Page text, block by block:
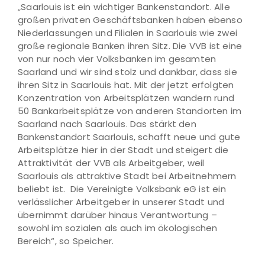
„Saarlouis ist ein wichtiger Bankenstandort. Alle
großen privaten Geschäftsbanken haben ebenso
Niederlassungen und Filialen in Saarlouis wie zwei
große regionale Banken ihren Sitz. Die VVB ist eine
von nur noch vier Volksbanken im gesamten
Saarland und wir sind stolz und dankbar, dass sie
ihren Sitz in Saarlouis hat. Mit der jetzt erfolgten
Konzentration von Arbeitsplätzen wandern rund
50 Bankarbeitsplätze von anderen Standorten im
Saarland nach Saarlouis. Das stärkt den
Bankenstandort Saarlouis, schafft neue und gute
Arbeitsplätze hier in der Stadt und steigert die
Attraktivität der VVB als Arbeitgeber, weil
Saarlouis als attraktive Stadt bei Arbeitnehmern
beliebt ist. Die Vereinigte Volksbank eG ist ein
verlässlicher Arbeitgeber in unserer Stadt und
übernimmt darüber hinaus Verantwortung –
sowohl im sozialen als auch im ökologischen
Bereich“, so Speicher.